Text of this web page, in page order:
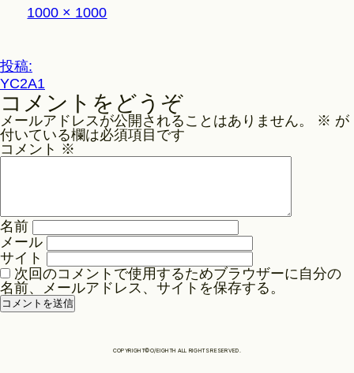
News
Store
フ
ル
ズ
1000 × 1000
投
稿
ナ
ビ
ゲ
ョ
ン
投稿:
YC2A1
コメントをどうぞ
メールアドレスが公開されることはありません。 ※ が
付いている欄は必須項目です
コメント ※
名前
メール
サイト
次回のコメントで使用するためブラウザーに自分の
名前、メールアドレス、サイトを保存する。
COPYRIGHT©O/EIGHTH ALL RIGHTS RESERVED.